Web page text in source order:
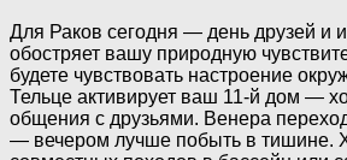
Для Раков сегодня — день друзей и
обостряет вашу природную
будете чувствовать настроение
Тельце активирует ваш 11-й дом —
общения с друзьями. Венера
— вечером лучше побыть в тишине.